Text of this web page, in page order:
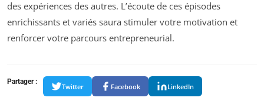
des expériences des autres. L’écoute de ces épisodes
enrichissants et variés saura stimuler votre motivation et
renforcer votre parcours entrepreneurial.
Partager :
Twitter Facebook LinkedIn